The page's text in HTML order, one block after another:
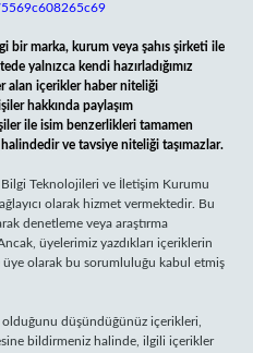
bir marka, kurum veya şahıs şirketi ile
yalnızca kendi hazırladığımız
alan içerikler haber niteliği
hakkında paylaşım
ile isim benzerlikleri tamamen
ve tavsiye niteliği taşımazlar.
Bilgi Teknolojileri ve İletişim Kurumu
olarak hizmet vermektedir. Bu
denetleme veya araştırma
üyelerimiz yazdıkları içeriklerin
olarak bu sorumluluğu kabul etmiş
olduğunu düşündüğünüz içerikleri,
bildirmeniz halinde, ilgili içerikler